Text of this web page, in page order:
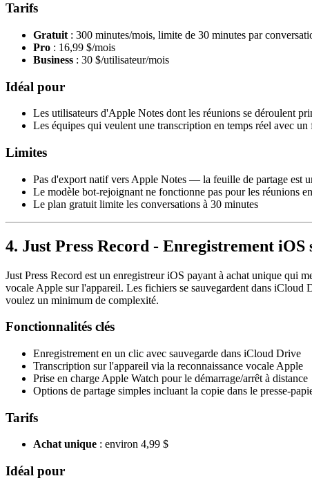
Tarifs
Gratuit : 300 minutes/mois, limite de 30 minutes par
Pro : 16,99 $/mois
Business : 30 $/utilisateur/mois
Idéal pour
Les utilisateurs d'Apple Notes dont les réunions se déroulent
Les équipes qui veulent une transcription en temps réel avec
Limites
Pas d'export natif vers Apple Notes — la feuille de partage est
Le modèle bot-rejoignant ne fonctionne pas pour les réunions
Le plan gratuit limite les conversations à 30 minutes
4. Just Press Record - Enregistrement
Just Press Record est un enregistreur iOS payant à achat unique qui
vocale Apple sur l'appareil. Les fichiers se sauvegardent dans iCloud
voulez un minimum de complexité.
Fonctionnalités clés
Enregistrement en un clic avec sauvegarde dans iCloud Drive
Transcription sur l'appareil via la reconnaissance vocale Apple
Prise en charge Apple Watch pour le démarrage/arrêt à distance
Options de partage simples incluant la copie dans le presse-
Tarifs
Achat unique : environ 4,99 $
Idéal pour